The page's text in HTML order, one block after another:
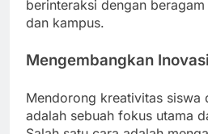
berinteraksi dengan
dan kampus.
Mengembangkan
Mendorong kreativitas siswa
adalah sebuah fokus utama